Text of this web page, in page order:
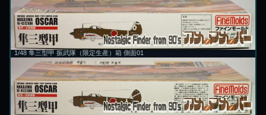
1/48 隼三型甲 振武隊（限定生産）箱 側面01